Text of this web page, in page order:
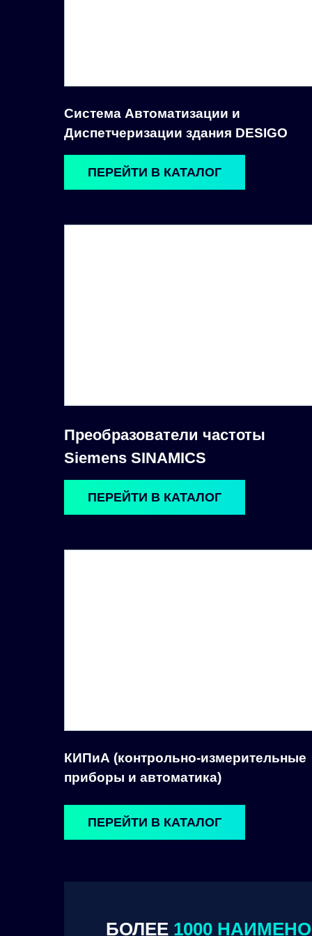
Система Автоматизации и
Диспетчеризации здания DESIGO
ПЕРЕЙТИ В КАТАЛОГ
БОЛЕЕ 1000
Преобразователи частоты
Siemens SINAMICS
ПЕРЕЙТИ В КАТАЛОГ
КИПиА (контрольно-измерительные
приборы и автоматика)
ПЕРЕЙТИ В КАТАЛОГ